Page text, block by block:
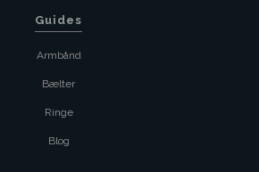
Guides
Armbånd
Bælter
Ringe
Blog